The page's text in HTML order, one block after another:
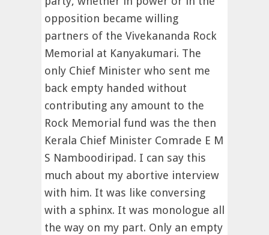
opposition became willing
partners of the Vivekananda Rock
Memorial at Kanyakumari. The
only Chief Minister who sent me
back empty handed without
contributing any amount to the
Rock Memorial fund was the then
Kerala Chief Minister Comrade E M
S Namboodiripad. I can say this
much about my abortive interview
with him. It was like conversing
with a sphinx. It was monologue all
the way on my part. Only an empty